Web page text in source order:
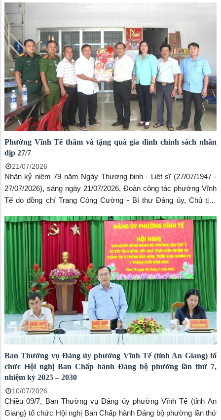
Phường Vĩnh Tế thăm và tặng quà gia đình chính sách nhân
dịp 27/7
21/07/2026
Nhân kỷ niệm 79 năm Ngày Thương binh - Liệt sĩ (27/07/1947 -
27/07/2026), sáng ngày 21/07/2026, Đoàn công tác phường Vĩnh
Tế do đồng chí Trang Công Cường - Bí thư Đảng ủy, Chủ tịch
đình chính sách trên địa bàn khóm Vĩnh Tây.
Ban Thường vụ Đảng ủy phường Vĩnh Tế (tỉnh An Giang) tổ
chức Hội nghị Ban Chấp hành Đảng bộ phường lần thứ 7,
nhiệm kỳ 2025 – 2030
10/07/2026
Chiều 09/7, Ban Thường vụ Đảng ủy phường Vĩnh Tế (tỉnh An
Giang) tổ chức Hội nghị Ban Chấp hành Đảng bộ phường lần thứ